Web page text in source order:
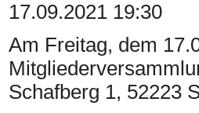
17.09.2021 19:30
Am Freitag, dem
Schafberg 1, 52223